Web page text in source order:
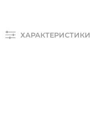
ХАРАКТЕРИСТИКИ